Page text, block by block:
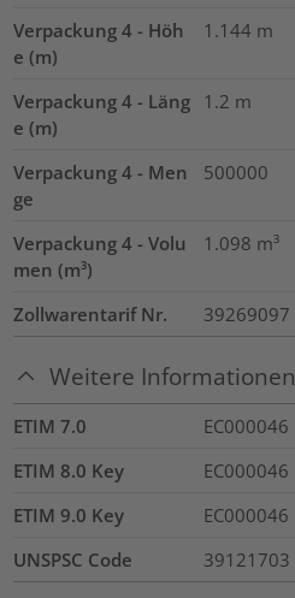
Verpackung 4 - Höh
e (m)
1.144 m
Verpackung 4 - Läng
e (m)
1.2 m
Verpackung 4 - Men
ge
500000
Verpackung 4 - Volu
men (m³)
1.098 m³
Zollwarentarif Nr. 39269097
Weitere Informationen
ETIM 7.0
EC000046
ETIM 8.0 Key
EC000046
ETIM 9.0 Key
EC000046
UNSPSC Code
39121703